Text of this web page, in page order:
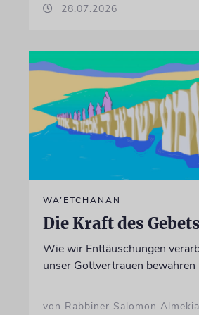
28.07.2026
WA’ETCHANAN
Die Kraft des Gebets
Wie wir Enttäuschungen
unser Gottvertrauen bewahren
von Rabbiner Salomon